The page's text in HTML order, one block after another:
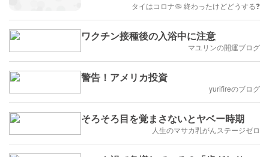
タイはコロナ🦠 終わったけどどうする❓
ワクチン接種後の入浴中に注意
マユリンの開運ブログ
警告！アメリカ投資
yurifireのブログ
そろそろ目を覚まさないとヤベー時期
人生のマサカ乳がんステージゼロ